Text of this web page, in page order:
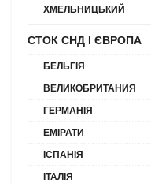
ХМЕЛЬНИЦЬКИЙ
СТОК СНД І ЄВРОПА
БЕЛЬГІЯ
ВЕЛИКОБРИТАНИЯ
ГЕРМАНІЯ
ЕМІРАТИ
ІСПАНІЯ
ІТАЛІЯ